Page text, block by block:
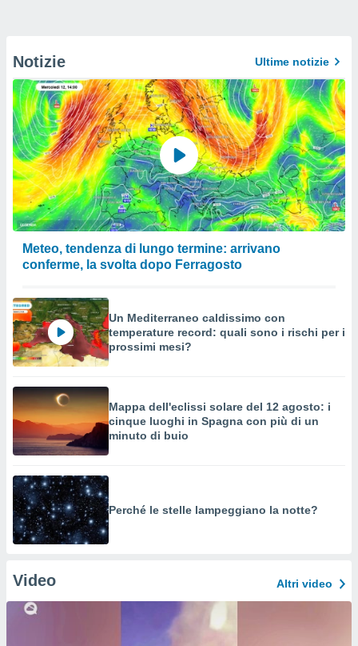
Notizie Ultime notizie
Meteo, tendenza di lungo termine: arrivano
conferme, la svolta dopo Ferragosto
Un Mediterraneo caldissimo con
temperature record: quali sono i rischi per i
prossimi mesi?
Mappa dell'eclissi solare del 12 agosto: i
cinque luoghi in Spagna con più di un
minuto di buio
Perché le stelle lampeggiano la notte?
Video Altri video